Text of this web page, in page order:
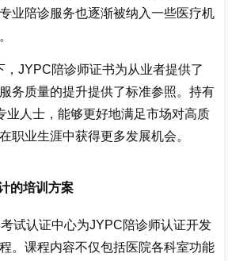
业陪诊服务也逐渐被纳入一些医疗机
，JYPC陪诊师证书为从业者提供了
务质量的提升提供了标准参照。持有
业人士，能够更好地满足市场对高质
职业生涯中获得更多发展机会。
的培训方案
试认证中心为JYPC陪诊师认证开发
。课程内容不仅包括医院各科室功能